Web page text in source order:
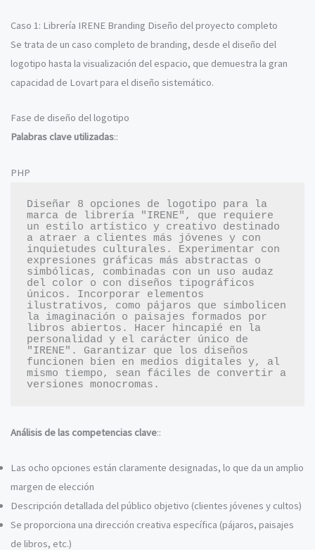
Caso 1: Librería IRENE Branding Diseño del proyecto completo
Se trata de un caso completo de branding, desde el diseño del
logotipo hasta la visualización del espacio, que demuestra la gran
capacidad de Lovart para el diseño sistemático.
Fase de diseño del logotipo
Palabras clave utilizadas::
PHP
Diseñar 8 opciones de logotipo para la
marca de librería "IRENE", que requiere
un estilo artístico y creativo destinado
a atraer a clientes más jóvenes y con
inquietudes culturales. Experimentar con
expresiones gráficas más abstractas o
simbólicas, combinadas con un uso audaz
del color o con diseños tipográficos
únicos. Incorporar elementos
ilustrativos, como pájaros que simbolicen
la imaginación o paisajes formados por
libros abiertos. Hacer hincapié en la
personalidad y el carácter único de
"IRENE". Garantizar que los diseños
funcionen bien en medios digitales y, al
mismo tiempo, sean fáciles de convertir a
Análisis de las competencias clave::
Las ocho opciones están claramente designadas, lo que da un amplio
margen de elección
Descripción detallada del público objetivo (clientes jóvenes y cultos)
Se proporciona una dirección creativa específica (pájaros, paisajes
de libros, etc.)